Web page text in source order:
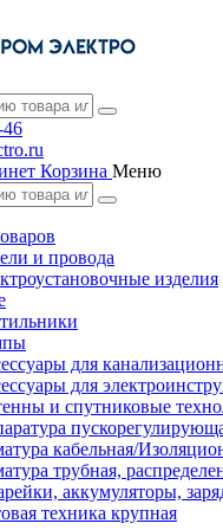
46
Корзина Меню
и провода
изделия
для
для
и спутниковые
кабельная/
трубная,
аккумуляторы,
техника крупная